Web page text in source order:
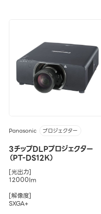
Panasonic プロジェクター
3チップDLPプロジェクター
（PT-DS12K）
[光出力]
12000lm
[解像度]
SXGA+